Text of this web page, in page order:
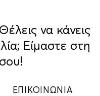
να κάνεις
Είμαστε στη
ΕΠΙΚΟΙΝΩΝΙΑ